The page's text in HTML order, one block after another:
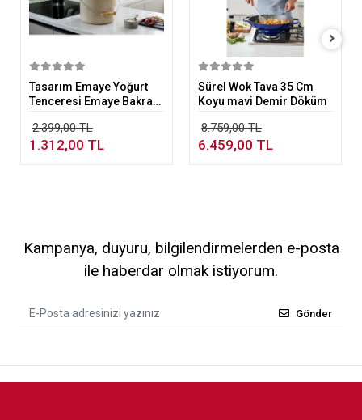
Sepete Ekle
Tasarım Emaye Yoğurt
Tenceresi Emaye Bakraç
2.399,00 TL
1.312,00 TL
Sepete Ekle
Sürel Wok Tava 35 Cm
Koyu mavi Demir Döküm
8.759,00 TL
6.459,00 TL
Kampanya, duyuru, bilgilendirmelerden e-posta
ile haberdar olmak istiyorum.
Gönder